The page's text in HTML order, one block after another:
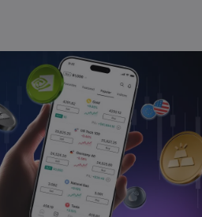
سعر اليورو مقابل الليرة التركية اليوم: EUR/TRY قرب 55.05 ليرة.. هل يتجاوز 56؟
Salma
2026 Aug 05, 16:02
أسعار الذهب اليوم: XAU/USD يقترب من 4,300 دولار.. هل يستمر الصعود؟
السلع